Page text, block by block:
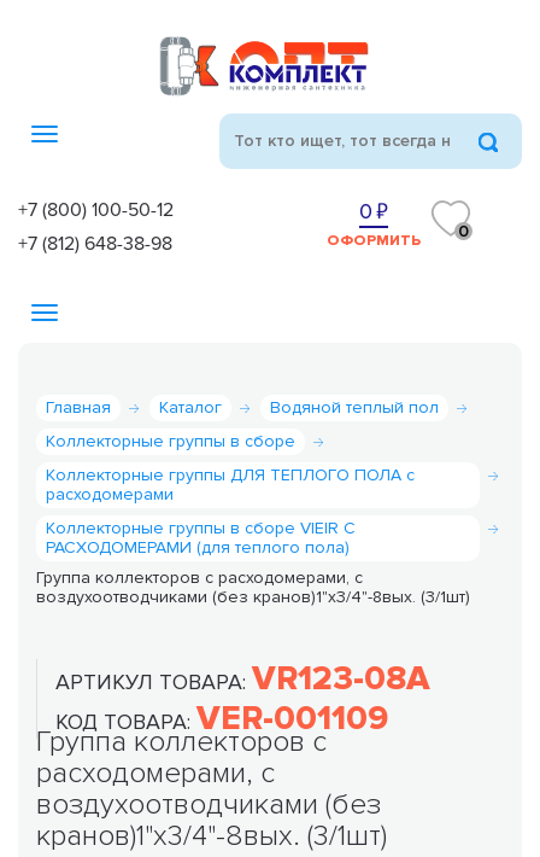
Toggle
+7 (800) 100-50-12
+7 (812) 648-38-98
0
ОФОРМИТЬ 0
Toggle
Главная Каталог
Водяной теплый пол
Коллекторные группы в сборе
Коллекторные группы ДЛЯ ТЕПЛОГО ПОЛА с
расходомерами
Коллекторные группы в сборе VIEIR С
РАСХОДОМЕРАМИ (для теплого пола)
Группа коллекторов с расходомерами, с
воздухоотводчиками (без кранов)1"x3/4"-8вых. (3/1шт)
АРТИКУЛ ТОВАРА: VR123-08A
КОД ТОВАРА: VER-001109
Группа коллекторов с
расходомерами, с
воздухоотводчиками (без
кранов)1"x3/4"-8вых. (3/1шт)